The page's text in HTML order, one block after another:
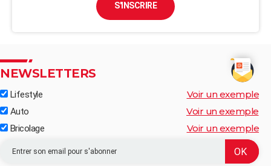
S'INSCRIRE
NEWSLETTERS
Lifestyle Voir un exemple
Auto Voir un exemple
Bricolage Voir un exemple